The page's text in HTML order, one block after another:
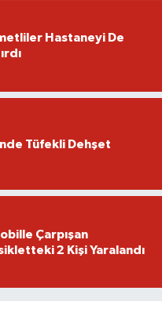
Hastaneyi De
Tüfekli Dehşet
Çarpışan
2 Kişi Yaralandı